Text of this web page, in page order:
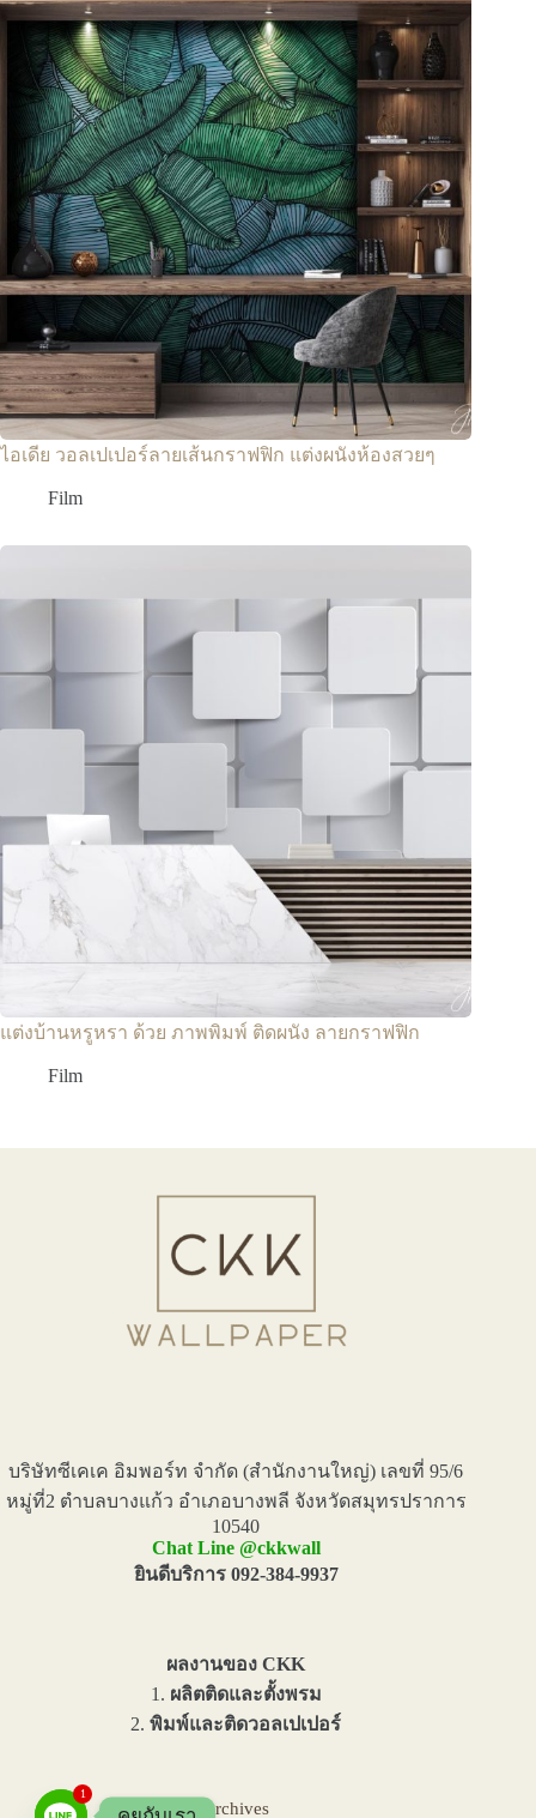
ไอเดีย วอลเปเปอร์ลายเส้นกราฟฟิก แต่งผนังห้องสวยๆ
Film
แต่งบ้านหรูหรา ด้วย ภาพพิมพ์ ติดผนัง ลายกราฟฟิก
Film
บริษัทซีเคเค อิมพอร์ท จำกัด (สำนักงานใหญ่) เลขที่ 95/6
หมู่ที่2 ตำบลบางแก้ว อำเภอบางพลี จังหวัดสมุทรปราการ
10540
Chat Line @ckkwall
ยินดีบริการ 092-384-9937
ผลงานของ CKK
1. ผลิตติดและตั้งพรม
2.พิมพ์และติดวอลเปเปอร์
Archives
1